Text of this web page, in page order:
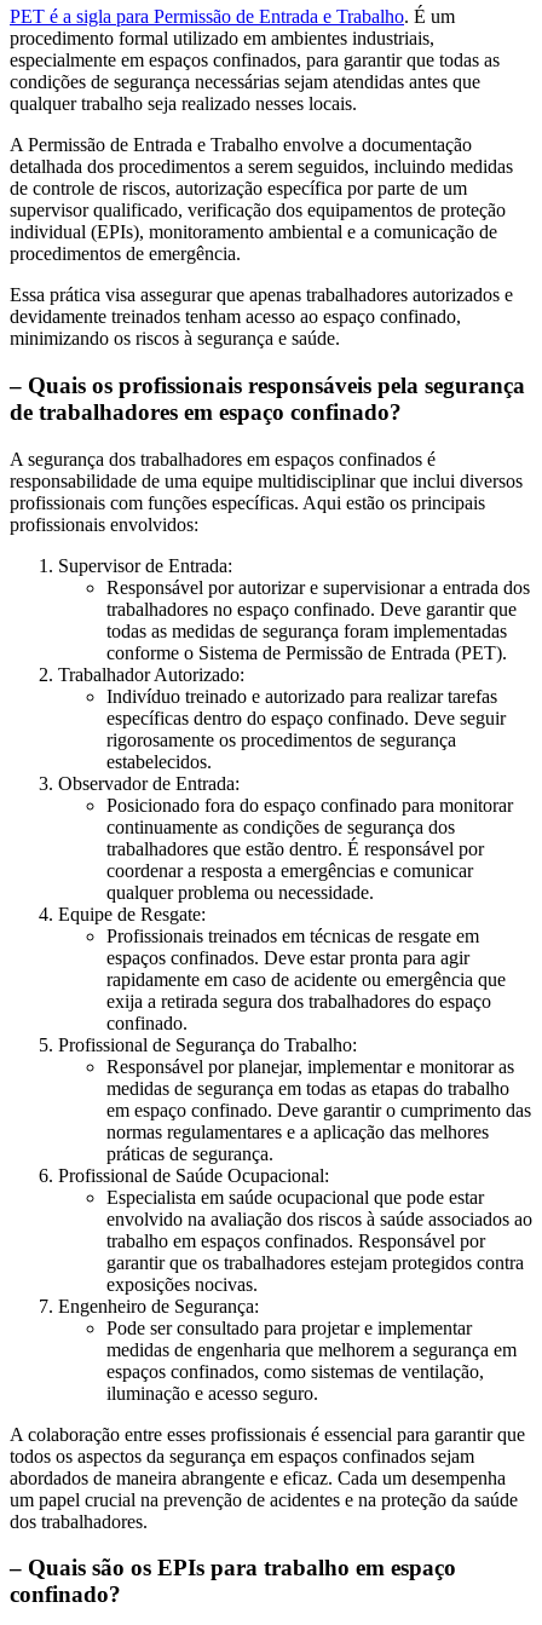
PET é a sigla para Permissão de Entrada e Trabalho. É um
procedimento formal utilizado em ambientes industriais,
especialmente em espaços confinados, para garantir que todas as
condições de segurança necessárias sejam atendidas antes que
qualquer trabalho seja realizado nesses locais.
A Permissão de Entrada e Trabalho envolve a documentação
detalhada dos procedimentos a serem seguidos, incluindo medidas
de controle de riscos, autorização específica por parte de um
supervisor qualificado, verificação dos equipamentos de proteção
individual (EPIs), monitoramento ambiental e a comunicação de
procedimentos de emergência.
Essa prática visa assegurar que apenas trabalhadores autorizados e
devidamente treinados tenham acesso ao espaço confinado,
minimizando os riscos à segurança e saúde.
– Quais os profissionais responsáveis pela segurança
de trabalhadores em espaço confinado?
A segurança dos trabalhadores em espaços confinados é
responsabilidade de uma equipe multidisciplinar que inclui diversos
profissionais com funções específicas. Aqui estão os principais
profissionais envolvidos:
Supervisor de Entrada:
Responsável por autorizar e supervisionar a entrada dos
trabalhadores no espaço confinado. Deve garantir que
todas as medidas de segurança foram implementadas
conforme o Sistema de Permissão de Entrada (PET).
Trabalhador Autorizado:
Indivíduo treinado e autorizado para realizar tarefas
específicas dentro do espaço confinado. Deve seguir
rigorosamente os procedimentos de segurança
estabelecidos.
Observador de Entrada:
Posicionado fora do espaço confinado para monitorar
continuamente as condições de segurança dos
trabalhadores que estão dentro. É responsável por
coordenar a resposta a emergências e comunicar
qualquer problema ou necessidade.
Equipe de Resgate:
Profissionais treinados em técnicas de resgate em
espaços confinados. Deve estar pronta para agir
rapidamente em caso de acidente ou emergência que
exija a retirada segura dos trabalhadores do espaço
confinado.
Profissional de Segurança do Trabalho:
Responsável por planejar, implementar e monitorar as
medidas de segurança em todas as etapas do trabalho
em espaço confinado. Deve garantir o cumprimento das
normas regulamentares e a aplicação das melhores
práticas de segurança.
Profissional de Saúde Ocupacional:
Especialista em saúde ocupacional que pode estar
envolvido na avaliação dos riscos à saúde associados ao
trabalho em espaços confinados. Responsável por
garantir que os trabalhadores estejam protegidos contra
exposições nocivas.
Engenheiro de Segurança:
Pode ser consultado para projetar e implementar
medidas de engenharia que melhorem a segurança em
espaços confinados, como sistemas de ventilação,
iluminação e acesso seguro.
A colaboração entre esses profissionais é essencial para garantir que
todos os aspectos da segurança em espaços confinados sejam
abordados de maneira abrangente e eficaz. Cada um desempenha
um papel crucial na prevenção de acidentes e na proteção da saúde
dos trabalhadores.
– Quais são os EPIs para trabalho em espaço
confinado?